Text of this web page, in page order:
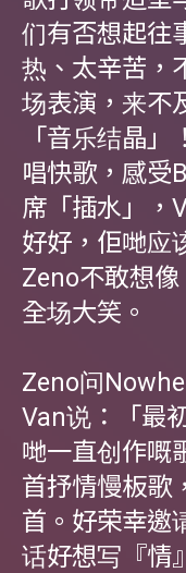
们有否想起往
热、太辛苦，
场表演，来不
「音乐结晶
唱快歌，感受
席「插水」，
好好，佢哋应
Zeno不敢想
全场大笑。
Zeno问
Van说：「最
哋一直创作嘅
首抒情慢板歌
首。好荣幸邀
话好想写『情